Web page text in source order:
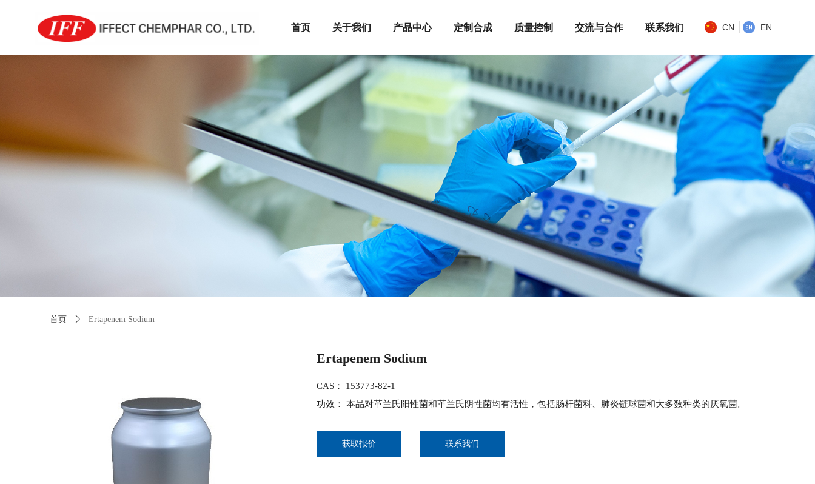
首页 关于我们 产品中心 定制合成 质量控制 交流与合作 联系我们 CN EN
Ertapenem Sodium
首页 ꄲ Ertapenem Sodium
CAS： 153773-82-1
功效： 本品对革兰氏阳性菌和革兰氏阴性菌均有活性，包括肠杆菌科、肺炎链球菌和大多数种类的厌氧菌。
获取报价 联系我们